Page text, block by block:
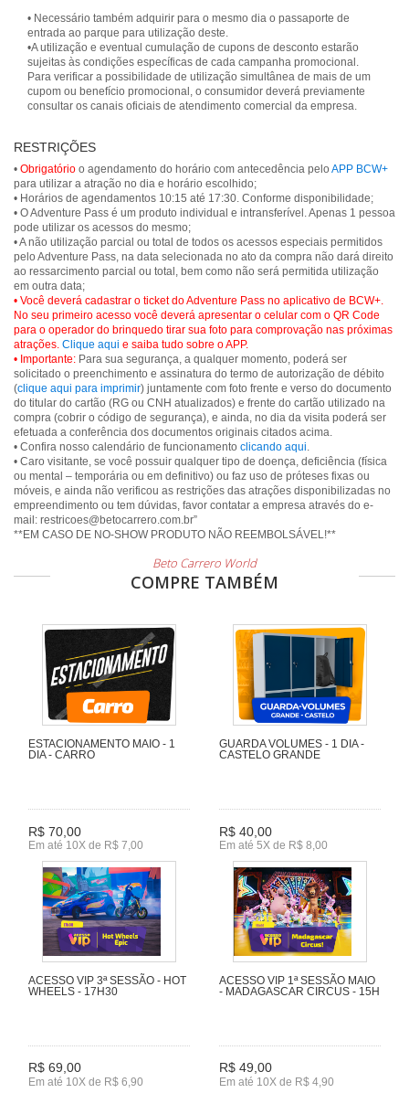
• Necessário também adquirir para o mesmo dia o passaporte de
entrada ao parque para utilização deste.
•A utilização e eventual cumulação de cupons de desconto estarão
sujeitas às condições específicas de cada campanha promocional.
Para verificar a possibilidade de utilização simultânea de mais de um
cupom ou benefício promocional, o consumidor deverá previamente
consultar os canais oficiais de atendimento comercial da empresa.
RESTRIÇÕES
• Obrigatório o agendamento do horário com antecedência pelo APP BCW+
para utilizar a atração no dia e horário escolhido;
• Horários de agendamentos 10:15 até 17:30. Conforme disponibilidade;
• O Adventure Pass é um produto individual e intransferível. Apenas 1 pessoa
pode utilizar os acessos do mesmo;
• A não utilização parcial ou total de todos os acessos especiais permitidos
pelo Adventure Pass, na data selecionada no ato da compra não dará direito
ao ressarcimento parcial ou total, bem como não será permitida utilização
• Você deverá cadastrar o ticket do Adventure Pass no aplicativo de BCW+.
No seu primeiro acesso você deverá apresentar o celular com o QR Code
para o operador do brinquedo tirar sua foto para comprovação nas próximas
atrações. Clique aqui e saiba tudo sobre o APP.
• Importante: Para sua segurança, a qualquer momento, poderá ser
solicitado o preenchimento e assinatura do termo de autorização de débito
(clique aqui para imprimir) juntamente com foto frente e verso do documento
do titular do cartão (RG ou CNH atualizados) e frente do cartão utilizado na
compra (cobrir o código de segurança), e ainda, no dia da visita poderá ser
efetuada a conferência dos documentos originais citados acima.
• Confira nosso calendário de funcionamento clicando aqui.
• Caro visitante, se você possuir qualquer tipo de doença, deficiência (física
ou mental – temporária ou em definitivo) ou faz uso de próteses fixas ou
móveis, e ainda não verificou as restrições das atrações disponibilizadas no
empreendimento ou tem dúvidas, favor contatar a empresa através do e-
mail: restricoes@betocarrero.com.br”
Beto Carrero World
COMPRE TAMBÉM
ESTACIONAMENTO MAIO - 1
DIA - CARRO
R$ 70,00
Em até 10X de R$ 7,00
GUARDA VOLUMES - 1 DIA -
CASTELO GRANDE
R$ 40,00
Em até 5X de R$ 8,00
ACESSO VIP 3ª SESSÃO - HOT
WHEELS - 17H30
R$ 69,00
Em até 10X de R$ 6,90
ACESSO VIP 1ª SESSÃO MAIO
- MADAGASCAR CIRCUS - 15H
R$ 49,00
Em até 10X de R$ 4,90